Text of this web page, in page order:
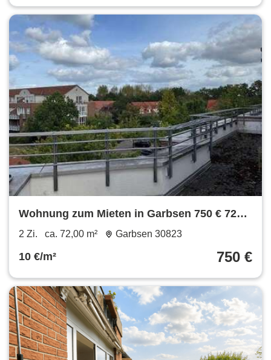
Wohnung zum Mieten in Garbsen 750 € 72
m²
2 Zi. ca. 72,00 m² Garbsen 30823
10 €/m² 750 €